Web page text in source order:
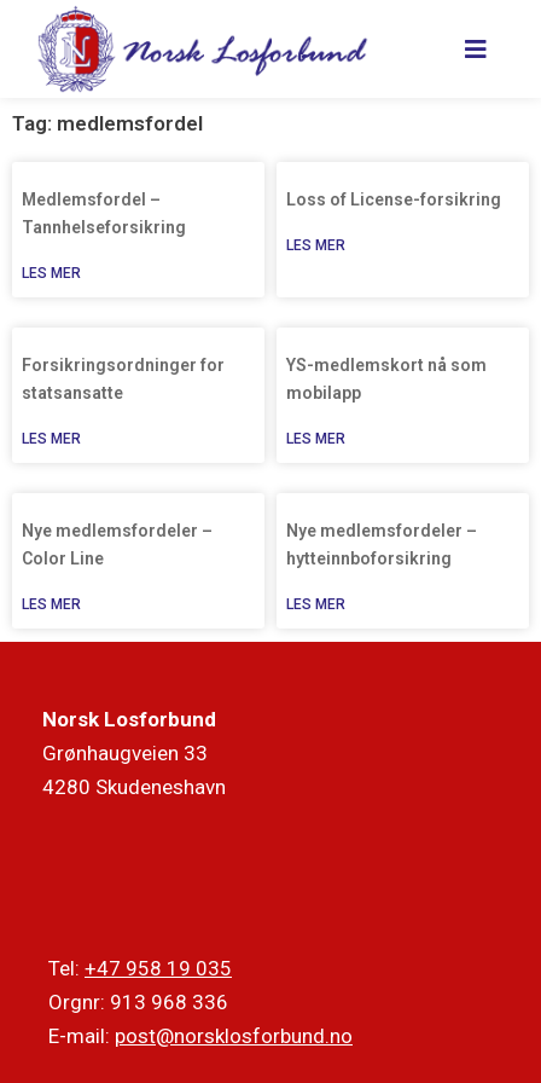
innholdet
Tag: medlemsfordel
Medlemsfordel –
Tannhelseforsikring
LES MER
Loss of License-forsikring
LES MER
Forsikringsordninger for
statsansatte
LES MER
YS-medlemskort nå som
mobilapp
LES MER
Nye medlemsfordeler –
Color Line
LES MER
Nye medlemsfordeler –
hytteinnboforsikring
LES MER
Norsk Losforbund
Grønhaugveien 33
4280 Skudeneshavn
Tel: +47 958 19 035
Orgnr: 913 968 336
E-mail: post@norsklosforbund.no